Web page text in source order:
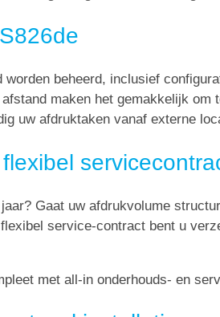
worden beheerd, inclusief
maken het gemakkelijk
uw afdruktaken vanaf externe
Gaat uw afdrukvolume
service-contract bent u
met all-in onderhouds- en